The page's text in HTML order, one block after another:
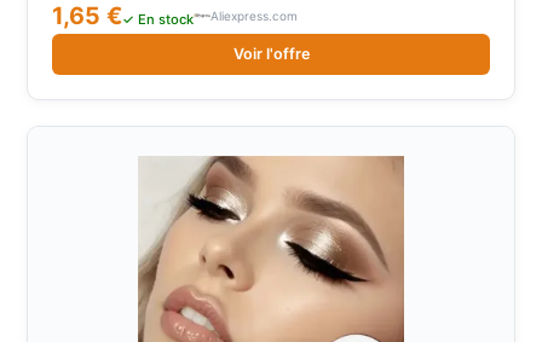
1,65 €✓ En stock Aliexpress.com
Voir l'offre